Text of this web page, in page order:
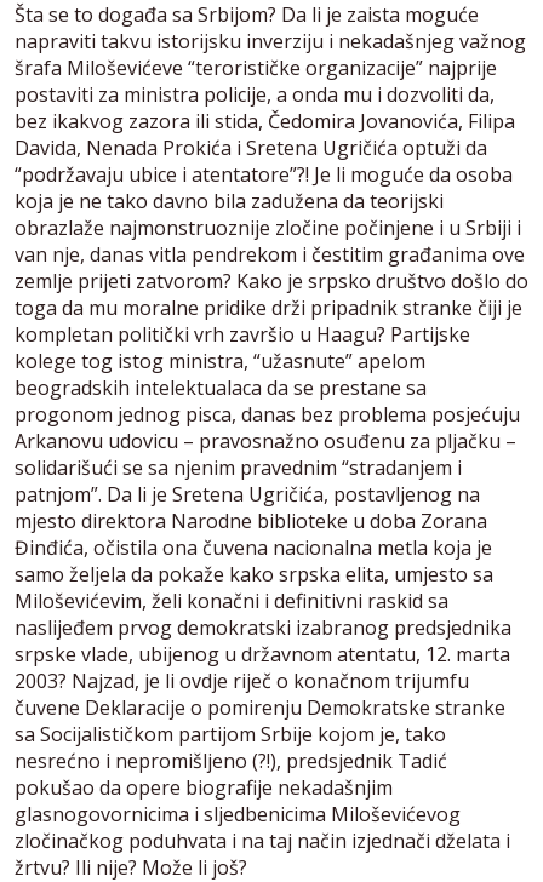
Šta se to događa sa Srbijom? Da li je zaista moguće
napraviti takvu istorijsku inverziju i nekadašnjeg važnog
šrafa Miloševićeve “terorističke organizacije” najprije
postaviti za ministra policije, a onda mu i dozvoliti da,
bez ikakvog zazora ili stida, Čedomira Jovanovića, Filipa
Davida, Nenada Prokića i Sretena Ugričića optuži da
“podržavaju ubice i atentatore”?! Je li moguće da osoba
koja je ne tako davno bila zadužena da teorijski
obrazlaže najmonstruoznije zločine počinjene i u Srbiji i
van nje, danas vitla pendrekom i čestitim građanima ove
zemlje prijeti zatvorom? Kako je srpsko društvo došlo do
toga da mu moralne pridike drži pripadnik stranke čiji je
kompletan politički vrh završio u Haagu? Partijske
kolege tog istog ministra, “užasnute” apelom
beogradskih intelektualaca da se prestane sa
progonom jednog pisca, danas bez problema posjećuju
Arkanovu udovicu – pravosnažno osuđenu za pljačku –
solidarišući se sa njenim pravednim “stradanjem i
patnjom”. Da li je Sretena Ugričića, postavljenog na
mjesto direktora Narodne biblioteke u doba Zorana
Đinđića, očistila ona čuvena nacionalna metla koja je
samo željela da pokaže kako srpska elita, umjesto sa
Miloševićevim, želi konačni i definitivni raskid sa
naslijeđem prvog demokratski izabranog predsjednika
srpske vlade, ubijenog u državnom atentatu, 12. marta
2003? Najzad, je li ovdje riječ o konačnom trijumfu
čuvene Deklaracije o pomirenju Demokratske stranke
sa Socijalističkom partijom Srbije kojom je, tako
nesrećno i nepromišljeno (?!), predsjednik Tadić
pokušao da opere biografije nekadašnjim
glasnogovornicima i sljedbenicima Miloševićevog
zločinačkog poduhvata i na taj način izjednači dželata i
žrtvu? Ili nije? Može li još?